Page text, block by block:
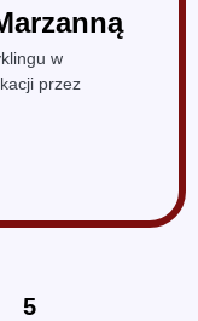
w
przez
5